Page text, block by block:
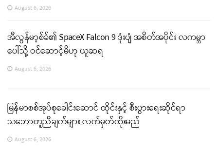
August 6, 2026
အီလွန်မာ့စ်ခ်၏ SpaceX Falcon 9 ဒုံးပျံ အစိတ်အပိုင်း လကမ္ဘာ
ပေါ်သို့ ဝင်ဆောင့်မိဟု ယူဆရ
August 6, 2026
မြန်မာစစ်အုပ်စုခေါင်းဆောင် ထိုင်းနှင့် စီးပွားရေးဆိုင်ရာ
သဘောတူညီချက်များ လက်မှတ်ထိုးမည်
August 6, 2026